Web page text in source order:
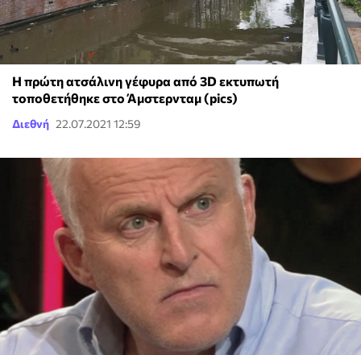
Η πρώτη ατσάλινη γέφυρα από 3D εκτυπωτή
τοποθετήθηκε στο Άμστερνταμ (pics)
Διεθνή 22.07.2021 12:59